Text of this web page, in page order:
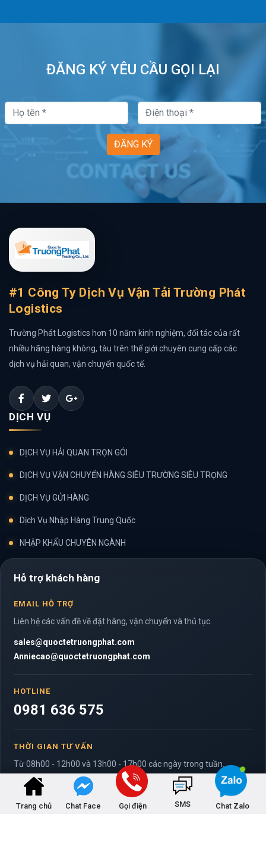
Trang chủ Chat Face Gọi điện SMS Chat Zalo
ĐĂNG KÝ YÊU CẦU GỌI LẠI
ĐĂNG KÝ
#1 Công Ty Dịch Vụ Vận Tải Trường Phát
Logistics
Trường Phát Logistics hơn 10 năm kinh nghiệm, đối tác của rất
nhiều hãng hàng không, tàu trên thế giới chuyên cung cấp các
dịch vụ hải quan, vận chuyển quốc tế.
DỊCH VỤ
DỊCH VỤ HẢI QUAN TRỌN GÓI
DỊCH VỤ VẬN CHUYỂN HÀNG SIÊU TRƯỜNG SIÊU TRỌNG
DỊCH VỤ GỬI HÀNG
Dịch Vụ Nhập Hàng Trung Quốc
NHẬP KHẨU CHUYÊN NGÀNH
Hỗ trợ khách hàng
EMAIL HỖ TRỢ
Liên hệ các vấn đề về đặt hàng, vận chuyển và thủ tục.
sales@quoctetruongphat.com
Anniecao@quoctetruongphat.com
HOTLINE
0981 636 575
THỜI GIAN TƯ VẤN
Từ 08h00 - 12h00 và 13h00 - 17h00 các ngày trong tuần.